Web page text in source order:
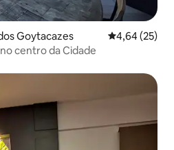
Goytacazes 4,64 de uma
4,64 (25)
centro da Cidade